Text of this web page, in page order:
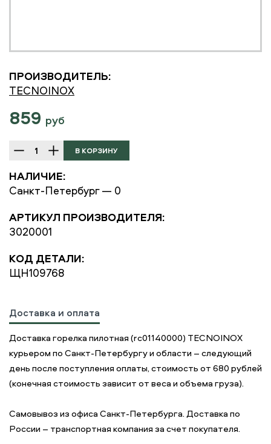
ПРОИЗВОДИТЕЛЬ:
TECNOINOX
859 руб
НАЛИЧИЕ:
Санкт-Петербург — 0
АРТИКУЛ ПРОИЗВОДИТЕЛЯ:
3020001
КОД ДЕТАЛИ:
ЩН109768
Доставка и оплата
Доставка горелка пилотная (rc01140000) TECNOINOX
курьером по Санкт-Петербургу и области – следующий
день после поступления оплаты, стоимость от 680 рублей
(конечная стоимость зависит от веса и объема груза).
Самовывоз из офиса Санкт-Петербурга. Доставка по
России – транспортная компания за счет покупателя.